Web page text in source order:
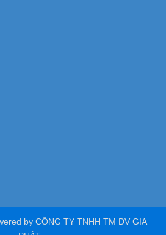
by CÔNG TY TNHH TM DV GIA